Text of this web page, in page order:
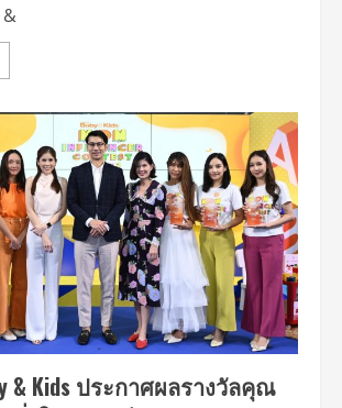
ภาพ
ษะ
บ
&
Awards
บ
งวัล
ด
รนด์
อ
ท้อน
าม& Kids ประกาศผลรางวัลคุณ